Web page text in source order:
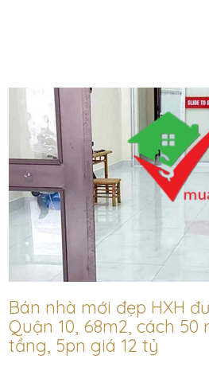
Bán nhà mới đẹp HXH
Quận 10, 68m2, cách 50
tầng, 5pn giá 12 tỷ